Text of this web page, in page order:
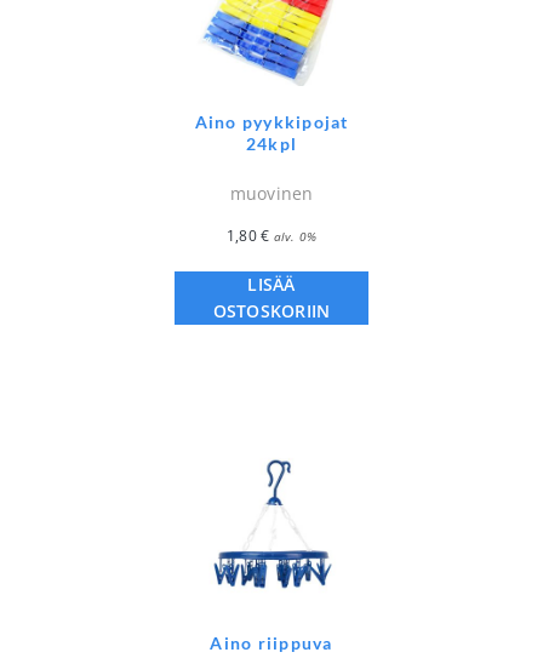
Aino pyykkipojat
24kpl
muovinen
1,80€ alv. 0%
LISÄÄ
OSTOSKORIIN
Aino riippuva